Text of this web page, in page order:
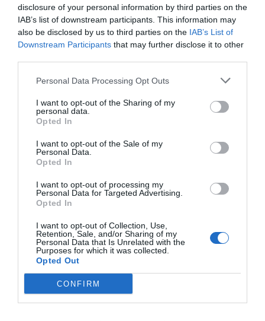
disclosure of your personal information by third parties on the
IAB’s list of downstream participants. This information may
also be disclosed by us to third parties on the IAB’s List of
Downstream Participants that may further disclose it to other
Personal Data Processing Opt Outs
I want to opt-out of the Sharing of my
personal data.
Opted In
I want to opt-out of the Sale of my
Personal Data.
Opted In
I want to opt-out of processing my
Personal Data for Targeted Advertising.
Opted In
I want to opt-out of Collection, Use,
Retention, Sale, and/or Sharing of my
Personal Data that Is Unrelated with the
Purposes for which it was collected.
Opted Out
CONFIRM
Las interrupciones afectarán a distintas calles y zonas
Pedralbay Titaguas , con actuaciones previstas en
cada punto de la red.
Desde la compañía recuerdan que el servicio puede
restablecerse antes de la hora anunciada y
recomiendan evitar manipulaciones en instalaciones
eléctricas durante las franjas afectadas.